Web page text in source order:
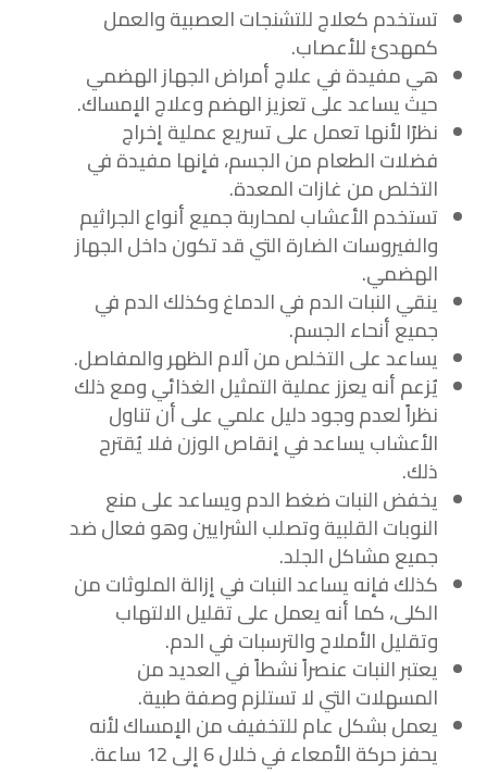
تستخدم كعلاج للتشنجات العصبية والعمل
كمهدئ للأعصاب.
هي مفيدة في علاج أمراض الجهاز الهضمي
حيث يساعد على تعزيز الهضم وعلاج الإمساك.
نظرًا لأنها تعمل على تسريع عملية إخراج
فضلات الطعام من الجسم، فإنها مفيدة في
التخلص من غازات المعدة.
تستخدم الأعشاب لمحاربة جميع أنواع الجراثيم
والفيروسات الضارة التي قد تكون داخل الجهاز
الهضمي.
ينقي النبات الدم في الدماغ وكذلك الدم في
جميع أنحاء الجسم.
يساعد على التخلص من آلام الظهر والمفاصل.
يُزعم أنه يعزز عملية التمثيل الغذائي ومع ذلك
نظراً لعدم وجود دليل علمي على أن تناول
الأعشاب يساعد في إنقاص الوزن فلا يُقترح
ذلك.
يخفض النبات ضغط الدم ويساعد على منع
النوبات القلبية وتصلب الشرايين وهو فعال ضد
جميع مشاكل الجلد.
كذلك فإنه يساعد النبات في إزالة الملوثات من
الكلى، كما أنه يعمل على تقليل الالتهاب
وتقليل الأملاح والترسبات في الدم.
يعتبر النبات عنصراً نشطاً في العديد من
المسهلات التي لا تستلزم وصفة طبية.
يعمل بشكل عام للتخفيف من الإمساك لأنه
يحفز حركة الأمعاء في خلال 6 إلى 12 ساعة.